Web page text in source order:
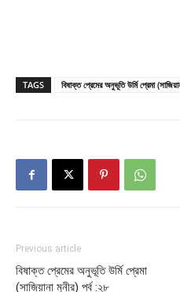
TAGS বিষাক্ত প্রেমের অনুভূতি উর্মি প্রেমা
Previous article
বিষাক্ত প্রেমের অনুভূতি উর্মি প্রেমা
(সাজিয়ানা মুনীর) পর্ব :২৮